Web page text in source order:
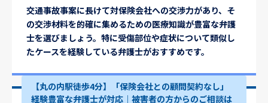
交通事故事案に長けて対保険会社への交渉力があり、そ
の交渉材料を的確に集めるための医療知識が豊富な弁護
士を選びましょう。特に受傷部位や症状について類似し
たケースを経験している弁護士がおすすめです。
【丸の内駅徒歩4分】「保険会社との顧問契約なし」
経験豊富な弁護士が対応｜被害者の方からのご相談は